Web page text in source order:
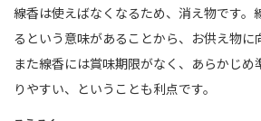
線香は使えばなくなるため、消え物です。
るという意味があることから、お供え物に
また線香には賞味期限がなく、あらかじめ
りやすい、ということも利点です。